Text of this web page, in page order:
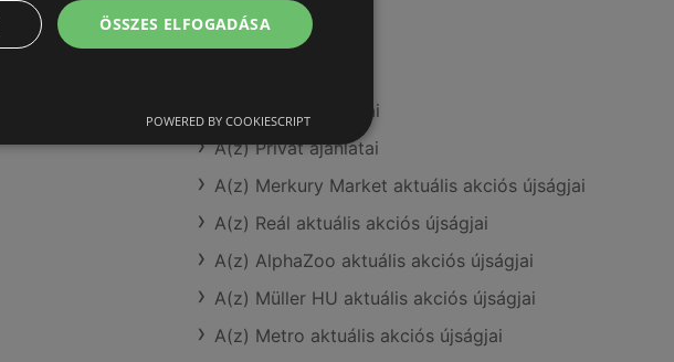
További linkek
A(z) Metro ajánlatai
A(z) Privát ajánlatai
A(z) Merkury Market aktuális akciós újságjai
A(z) Reál aktuális akciós újságjai
A(z) AlphaZoo aktuális akciós újságjai
A(z) Müller HU aktuális akciós újságjai
A(z) Metro aktuális akciós újságjai
ÖSSZES ELFOGADÁSA
POWERED BY COOKIESCRIPT